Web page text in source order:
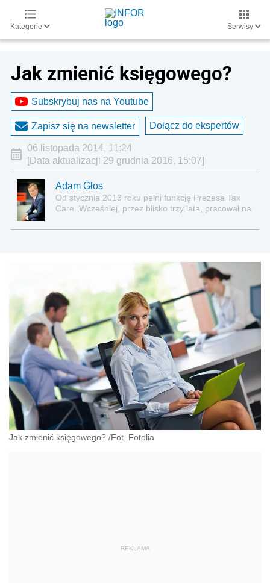
Kategorie Serwisy
Jak zmienić księgowego?
Subskrybuj nas na Youtube
Zapisz się na newsletter Dołącz do ekspertów
06 listopada 2014, 11:24
[Data aktualizacji 29 grudnia 2016, 15:07]
Adam Głos
Od stycznia 2013 roku pełni funkcję Prezesa Tax
Care. Wcześniej, przez blisko trzy lata, pracował na
Wiceprezesa Zarządu.
Jak zmienić księgowego? /Fot. Fotolia